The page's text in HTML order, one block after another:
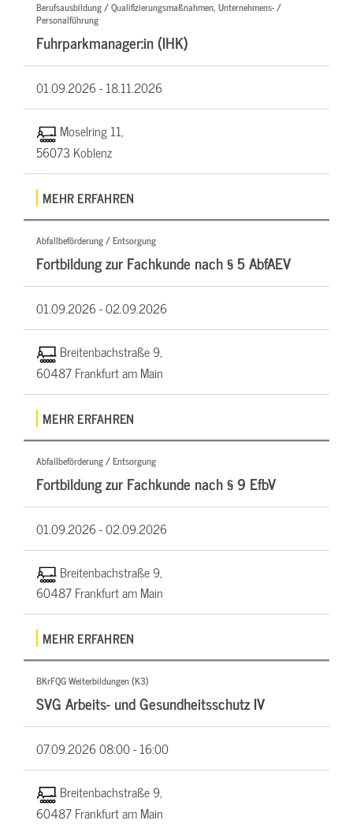
Berufsausbildung / Qualifizierungsmaßnahmen, Unternehmens- /
Personalführung
Fuhrparkmanager:in (IHK)
01.09.2026 -18.11.2026
Moselring 11,
56073 Koblenz
MEHR ERFAHREN
Abfallbeförderung / Entsorgung
Fortbildung zur Fachkunde nach § 5 AbfAEV
01.09.2026 -02.09.2026
Breitenbachstraße 9,
60487 Frankfurt am Main
MEHR ERFAHREN
Abfallbeförderung / Entsorgung
Fortbildung zur Fachkunde nach § 9 EfbV
01.09.2026 -02.09.2026
Breitenbachstraße 9,
60487 Frankfurt am Main
MEHR ERFAHREN
BKrFQG Weiterbildungen (K3)
SVG Arbeits- und Gesundheitsschutz IV
07.09.202608:00 - 16:00
Breitenbachstraße 9,
60487 Frankfurt am Main